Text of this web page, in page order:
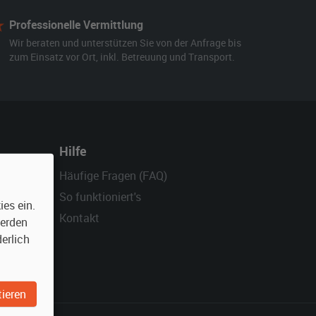
Professionelle Vermittlung
Wir beraten und unterstützen Sie von der Anfrage bis
zum Einsatz vor Ort, inkl. Betreuung und Transport.
Hilfe
Häufige Fragen (FAQ)
So funktioniert's
Kontakt
ein.